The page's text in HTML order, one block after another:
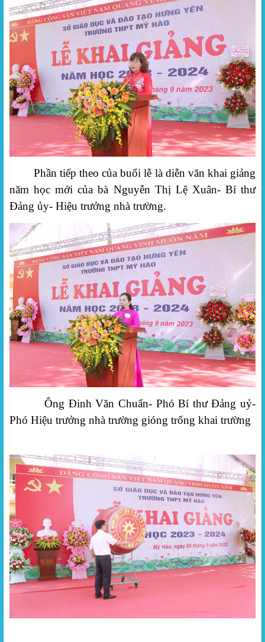
Phần tiếp theo của buổi lễ là diễn văn khai giảng
năm học mới củabà Nguyễn Thị Lệ Xuân- Bí thư
Đảng ủy- Hiệu trưởng nhà trường.
Ông Đinh Văn Chuẩn- Phó Bí thư Đảng uỷ-
Phó Hiệu trưởng nhà trường gióng trống khai trường